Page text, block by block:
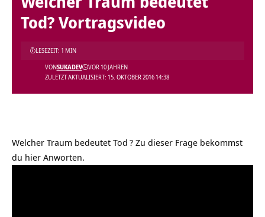
Tod? Vortragsvideo
ZULETZT AKTUALISIERT: 15. OKTOBER 2016 14:38
VONSUKADEV VOR 10 JAHREN
LESEZEIT: 1 MIN
Welcher Traum bedeutet Tod ? Zu dieser Frage bekommst
du hier Anworten.